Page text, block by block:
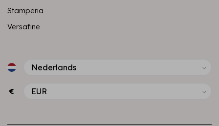
Stamperia
Versafine
€